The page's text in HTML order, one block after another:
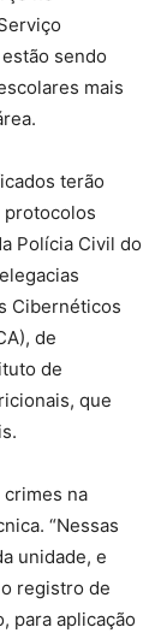
sendo
mais
terão
protocolos
Polícia Civil do
Cibernéticos
de
de
que
crimes na
“Nessas
unidade, e
registro de
para aplicação